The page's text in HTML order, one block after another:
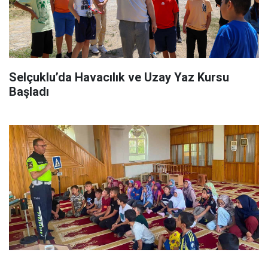
Selçuklu’da Havacılık ve Uzay Yaz Kursu
Başladı